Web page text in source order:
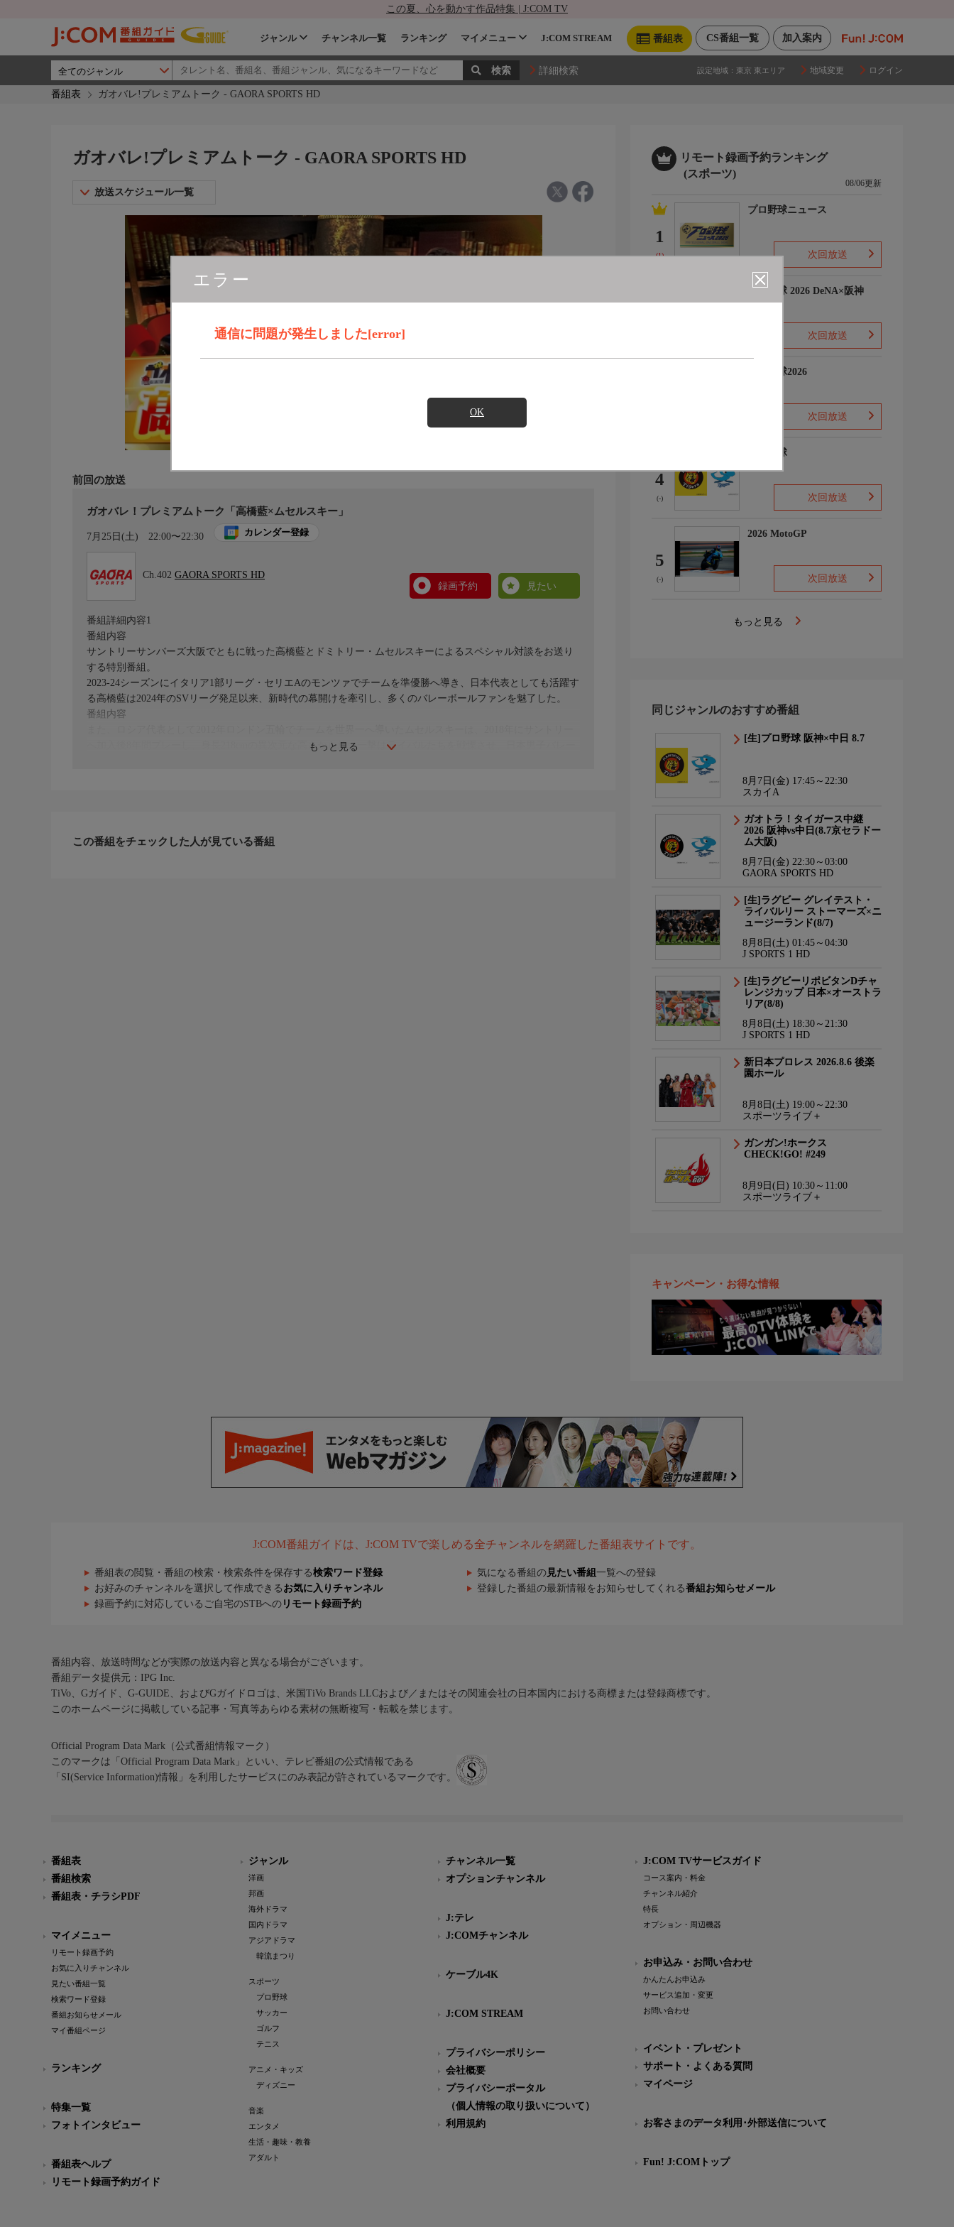
この夏、心を動かす作品特集 | J:COM TV
加入案内
CS番組一覧
番組表
ジャンル チャンネル一覧 ランキング マイメニュー J:COM STREAM
詳細検索 設定地域： 東京 東エリア 地域変更 ログイン
番組表 ガオバレ!プレミアムトーク - GAORA SPORTS HD
エラー
通信に問題が発生しました[error]
OK
ガオバレ!プレミアムトーク - GAORA SPORTS HD
放送スケジュール一覧
前回の放送
ガオバレ！プレミアムトーク「高橋藍×ムセルスキー」
7月25日(土) 22:00〜22:30 カレンダー登録
Ch.402 GAORA SPORTS HD
録画予約
見たい
もっと見る
番組詳細内容1
番組内容
サントリーサンバーズ大阪でともに戦った高橋藍とドミトリー・ムセルスキーによるスペシャル対談をお送り
する特別番組。
2023-24シーズンにイタリア1部リーグ・セリエAのモンツァでチームを準優勝へ導き、日本代表としても活躍す
る高橋藍は2024年のSVリーグ発足以来、新時代の幕開けを牽引し、多くのバレーボールファンを魅了した。
番組内容
へ加入後8年間プレーし、身長218cmの異次元な高さから放つ一撃はライバルたちを戦慄させ、日本男子バレー
出演者
この番組をチェックした人が見ている番組
リモート録画予約ランキング
(スポーツ)
08/06更新
1
(1)
プロ野球ニュース
次回放送
プロ野球 2026 DeNA×阪神
次回放送
プロ野球2026
次回放送
4
(-)
プロ野球
次回放送
5
(-)
2026 MotoGP
次回放送
もっと見る
同じジャンルのおすすめ番組
[生]プロ野球 阪神×中日 8.7
8月7日(金) 17:45～22:30
スカイA
ガオトラ！タイガース中継
2026 阪神vs中日(8.7京セラドー
ム大阪)
8月7日(金) 22:30～03:00
GAORA SPORTS HD
[生]ラグビー グレイテスト・
ライバルリー ストーマーズ×ニ
ュージーランド(8/7)
8月8日(土) 01:45～04:30
J SPORTS 1 HD
[生]ラグビーリポビタンDチャ
レンジカップ 日本×オーストラ
リア(8/8)
8月8日(土) 18:30～21:30
J SPORTS 1 HD
新日本プロレス 2026.8.6 後楽
園ホール
8月8日(土) 19:00～22:30
スポーツライブ＋
ガンガン!ホークス
CHECK!GO! #249
8月9日(日) 10:30～11:00
スポーツライブ＋
キャンペーン・お得な情報
J:COM番組ガイドは、J:COM TVで楽しめる全チャンネルを網羅した番組表サイトです。
番組表の閲覧・番組の検索・検索条件を保存する検索ワード登録 気になる番組の 見たい番組 一覧への登録
お好みのチャンネルを選択して作成できる お気に入りチャンネル 登録した番組の最新情報をお知らせしてくれる番組お知らせメール
録画予約に対応しているご自宅のSTBへの リモート録画予約
番組内容、放送時間などが実際の放送内容と異なる場合がございます。
番組データ提供元：IPG Inc.
TiVo、Gガイド、G-GUIDE、およびGガイドロゴは、米国TiVo Brands LLCおよび／またはその関連会社の日本国内における商標または登録商標です。
このホームページに掲載している記事・写真等あらゆる素材の無断複写・転載を禁じます。
Official Program Data Mark（公式番組情報マーク）
このマークは「Official Program Data Mark」といい、テレビ番組の公式情報である
「SI(Service Information)情報」を利用したサービスにのみ表記が許されているマークです。
番組表
番組検索
番組表・チラシPDF
マイメニュー
リモート録画予約
お気に入りチャンネル
見たい番組一覧
検索ワード登録
番組お知らせメール
マイ番組ページ
ランキング
特集一覧
フォトインタビュー
番組表ヘルプ
リモート録画予約ガイド
ジャンル
洋画
邦画
海外ドラマ
国内ドラマ
アジアドラマ
韓流まつり
スポーツ
プロ野球
サッカー
ゴルフ
テニス
アニメ・キッズ
ディズニー
音楽
エンタメ
生活・趣味・教養
アダルト
チャンネル一覧
オプションチャンネル
J:テレ
J:COMチャンネル
ケーブル4K
J:COM STREAM
プライバシーポリシー
会社概要
プライバシーポータル
（個人情報の取り扱いについて）
利用規約
J:COM TVサービスガイド
コース案内・料金
チャンネル紹介
特長
オプション・周辺機器
お申込み・お問い合わせ
かんたんお申込み
サービス追加・変更
お問い合わせ
イベント・プレゼント
サポート・よくある質問
マイページ
お客さまのデータ利用･外部送信について
Fun! J:COMトップ